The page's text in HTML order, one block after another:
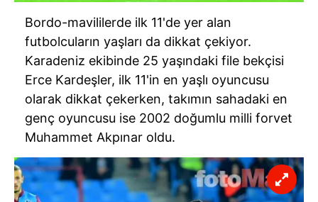
Bordo-mavililerde ilk 11'de yer alan
futbolcuların yaşları da dikkat çekiyor.
Karadeniz ekibinde 25 yaşındaki file bekçisi
Erce Kardeşler, ilk 11'in en yaşlı oyuncusu
olarak dikkat çekerken, takımın sahadaki en
genç oyuncusu ise 2002 doğumlu milli forvet
Muhammet Akpınar oldu.